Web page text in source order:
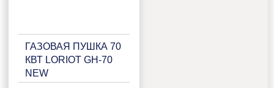
ГАЗОВАЯ ПУШКА 70
КВТ LORIOT GH-70
NEW